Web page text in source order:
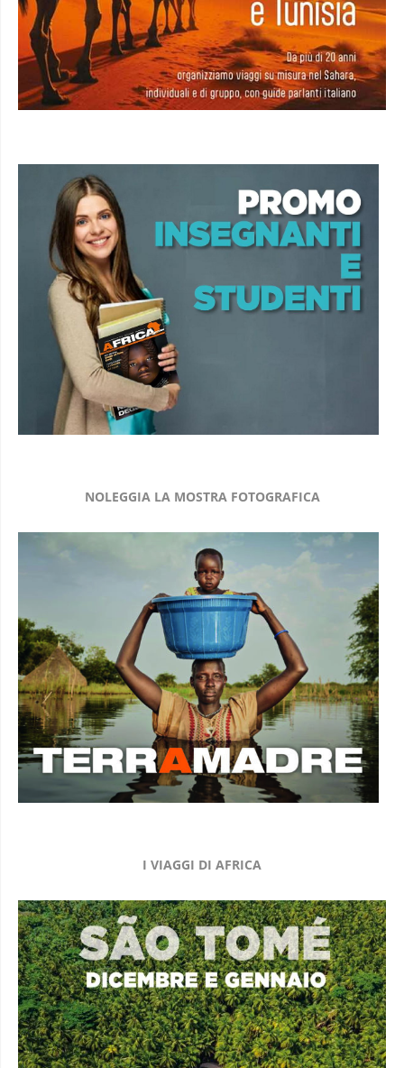
NOLEGGIA LA MOSTRA FOTOGRAFICA
I VIAGGI DI AFRICA